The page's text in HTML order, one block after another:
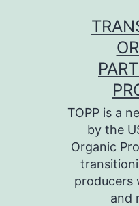
TOPP is a
by the
Organic
producers
and